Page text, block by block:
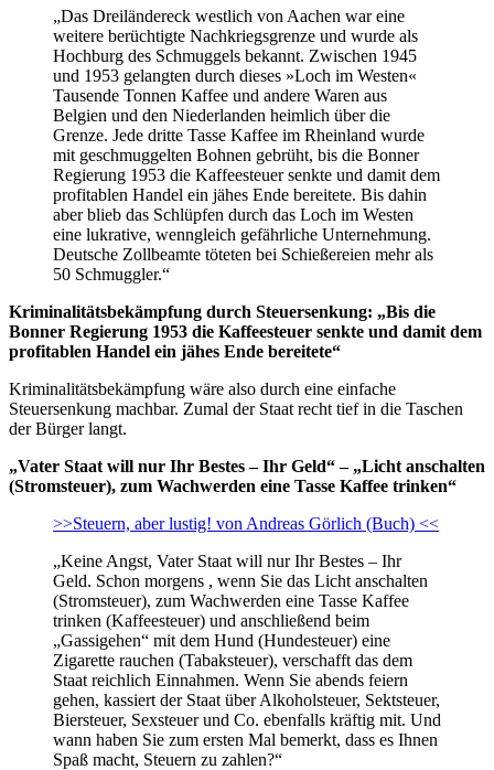
„Das Dreiländereck westlich von Aachen war eine
weitere berüchtigte Nachkriegsgrenze und wurde als
Hochburg des Schmuggels bekannt. Zwischen 1945
und 1953 gelangten durch dieses »Loch im Westen«
Tausende Tonnen Kaffee und andere Waren aus
Belgien und den Niederlanden heimlich über die
Grenze. Jede dritte Tasse Kaffee im Rheinland wurde
mit geschmuggelten Bohnen gebrüht, bis die Bonner
Regierung 1953 die Kaffeesteuer senkte und damit dem
profitablen Handel ein jähes Ende bereitete. Bis dahin
aber blieb das Schlüpfen durch das Loch im Westen
eine lukrative, wenngleich gefährliche Unternehmung.
Deutsche Zollbeamte töteten bei Schießereien mehr als
50 Schmuggler.“
Kriminalitätsbekämpfung durch Steuersenkung: „Bis die
Bonner Regierung 1953 die Kaffeesteuer senkte und damit dem
profitablen Handel ein jähes Ende bereitete“
Kriminalitätsbekämpfung wäre also durch eine einfache
Steuersenkung machbar. Zumal der Staat recht tief in die Taschen
der Bürger langt.
„Vater Staat will nur Ihr Bestes – Ihr Geld“ – „Licht anschalten
(Stromsteuer), zum Wachwerden eine Tasse Kaffee trinken“
>>Steuern, aber lustig! von Andreas Görlich (Buch) <<
„Keine Angst, Vater Staat will nur Ihr Bestes – Ihr
Geld. Schon morgens , wenn Sie das Licht anschalten
(Stromsteuer), zum Wachwerden eine Tasse Kaffee
trinken (Kaffeesteuer) und anschließend beim
„Gassigehen“ mit dem Hund (Hundesteuer) eine
Zigarette rauchen (Tabaksteuer), verschafft das dem
Staat reichlich Einnahmen. Wenn Sie abends feiern
gehen, kassiert der Staat über Alkoholsteuer, Sektsteuer,
Biersteuer, Sexsteuer und Co. ebenfalls kräftig mit. Und
wann haben Sie zum ersten Mal bemerkt, dass es Ihnen
Spaß macht, Steuern zu zahlen?“